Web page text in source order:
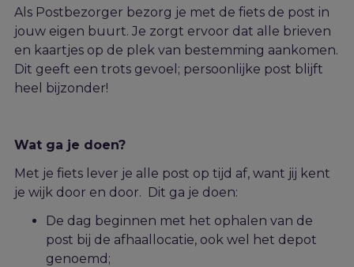
Als Postbezorger bezorg je met de fiets de post in
jouw eigen buurt. Je zorgt ervoor dat alle brieven
en kaartjes op de plek van bestemming aankomen.
Dit geeft een trots gevoel; persoonlijke post blijft
heel bijzonder!
Wat ga je doen?
Met je fiets lever je alle post op tijd af, want jij kent
je wijk door en door. Dit ga je doen:
De dag beginnen met het ophalen van de
post bij de afhaallocatie, ook wel het depot
genoemd;